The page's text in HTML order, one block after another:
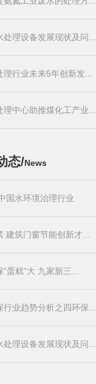
处理设备发展现状及问...
理行业未来5年创新发...
理中心助推煤化工产业...
态/News
国水环境治理行业
建筑门窗节能创新才...
蛋糕”大 九家新三...
行业趋势分析之四环保...
处理设备发展现状及问...